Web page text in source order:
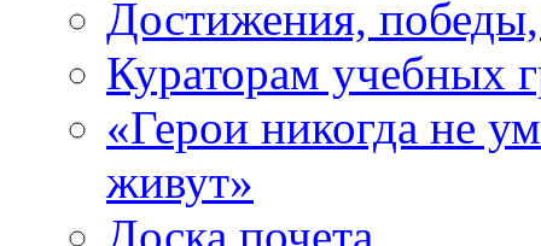
Достижения,
Кураторам учебных
«Герои никогда не
живут»